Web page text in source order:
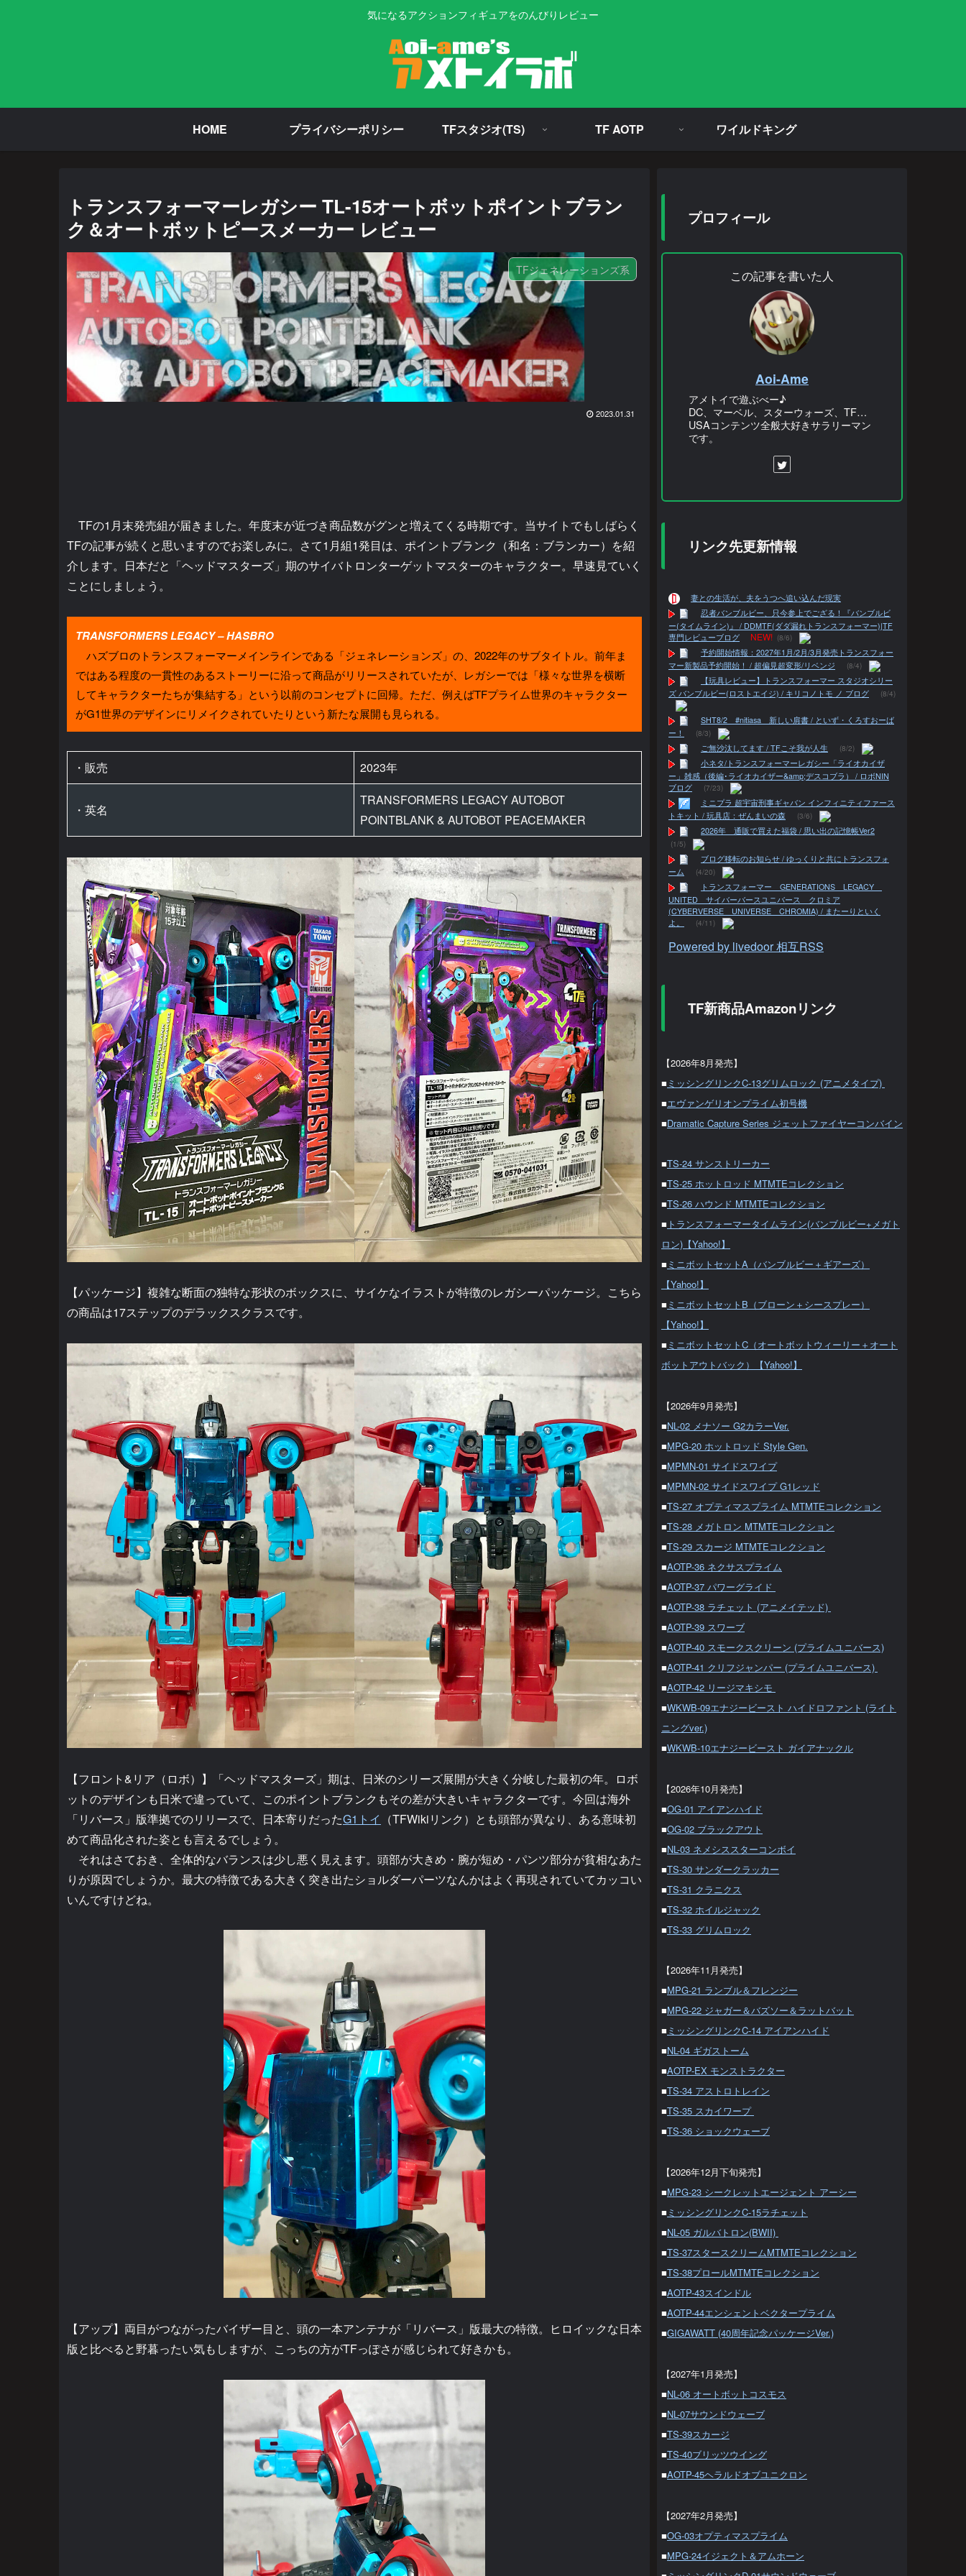
気になるアクションフィギュアをのんびりレビュー
HOME プライバシーポリシー TFスタジオ(TS) TF AOTP ワイルドキング
トランスフォーマーレガシー TL-15オートボットポイントブラン
ク＆オートボットピースメーカー レビュー
TFジェネレーションズ系
2023.01.31
TFの1月末発売組が届きました。年度末が近づき商品数がグンと増えてくる時期です。当サイトでもしばらく
TFの記事が続くと思いますのでお楽しみに。さて1月組1発目は、ポイントブランク（和名：ブランカー）を紹
介します。日本だと「ヘッドマスターズ」期のサイバトロンターゲットマスターのキャラクター。早速見ていく
ことにしましょう。
TRANSFORMERS LEGACY – HASBRO
ハズブロのトランスフォーマーメインラインである「ジェネレーションズ」の、2022年のサブタイトル。前年ま
ではある程度の一貫性のあるストーリーに沿って商品がリリースされていたが、レガシーでは「様々な世界を横断
してキャラクターたちが集結する」という以前のコンセプトに回帰。ただ、例えばTFプライム世界のキャラクター
がG1世界のデザインにリメイクされていたりという新たな展開も見られる。
・販売 2023年
・英名
TRANSFORMERS LEGACY AUTOBOT
POINTBLANK & AUTOBOT PEACEMAKER
【パッケージ】複雑な断面の独特な形状のボックスに、サイケなイラストが特徴のレガシーパッケージ。こちら
の商品は17ステップのデラックスクラスです。
【フロント&リア（ロボ）】「ヘッドマスターズ」期は、日米のシリーズ展開が大きく分岐した最初の年。ロボ
ットのデザインも日米で違っていて、このポイントブランクもその差が大きいキャラクターです。今回は海外
「リバース」版準拠でのリリースで、日本寄りだったG1トイ （TFWikiリンク）とも頭部が異なり、ある意味初
めて商品化された姿とも言えるでしょう。
それはさておき、全体的なバランスは少し悪く見えます。頭部が大きめ・腕が短め・パンツ部分が貧相なあた
りが原因でしょうか。最大の特徴である大きく突き出たショルダーパーツなんかはよく再現されていてカッコい
いんですけどね。
【アップ】両目がつながったバイザー目と、頭の一本アンテナが「リバース」版最大の特徴。ヒロイックな日本
版と比べると野暮ったい気もしますが、こっちの方がTFっぽさが感じられて好きかも。
プロフィール
この記事を書いた人
Aoi-Ame
アメトイで遊ぶべー♪
DC、マーベル、スターウォーズ、TF…
USAコンテンツ全般大好きサラリーマン
です。
リンク先更新情報
妻との生活が、夫をうつへ追い込んだ現実
忍者バンブルビー、只今参上でござる！『バンブルビ
ー(タイムライン)』 / DDMTF(ダダ漏れトランスフォーマー)|TF
専門レビューブログ
NEW! (8/6)
予約開始情報：2027年1月/2月/3月発売トランスフォー
マー新製品予約開始！ / 超偏見超変形/リベンジ
(8/4)
【玩具レビュー】トランスフォーマー スタジオシリー
ズ バンブルビー(ロストエイジ) / キリコノトモ ノ ブログ
(8/4)
SHT8/2 #nitiasa 新しい肩書 / といず・くろすおーば
ー！
(8/3)
ご無沙汰してます / TFこそ我が人生 (8/2)
小ネタ/トランスフォーマーレガシー「ライオカイザ
ー」雑感（後編･ライオカイザー&amp;デスコブラ） / ロボNIN
ブログ
(7/23)
ミニプラ 超宇宙刑事ギャバン インフィニティファース
トキット / 玩具店：ぜんまいの森
(3/6)
2026年 通販で買えた福袋 / 思い出の記憶帳Ver2
(1/5)
ブログ移転のお知らせ / ゆっくりと共にトランスフォ
ーム
(4/20)
トランスフォーマー GENERATIONS LEGACY
UNITED サイバーバースユニバース クロミア
(CYBERVERSE UNIVERSE CHROMIA) / またーりといく
よ。
(4/11)
Powered by livedoor 相互RSS
TF新商品Amazonリンク
【2026年8月発売】
■ ミッシングリンクC-13グリムロック (アニメタイプ)
■エヴァンゲリオンプライム初号機
■Dramatic Capture Series ジェットファイヤーコンバイン
■TS-24 サンストリーカー
■TS-25 ホットロッド MTMTEコレクション
■TS-26 ハウンド MTMTEコレクション
■ トランスフォーマータイムライン(バンブルビー+メガト
ロン)【Yahoo!】
■ ミニボットセットA（バンブルビー＋ギアーズ）
【Yahoo!】
■ ミニボットセットB（ブローン＋シースプレー）
【Yahoo!】
■ ミニボットセットC（オートボットウィーリー＋オート
ボットアウトバック）【Yahoo!】
【2026年9月発売】
■NL-02 メナソー G2カラーVer.
■MPG-20 ホットロッド Style Gen.
■MPMN-01 サイドスワイプ
■MPMN-02 サイドスワイプ G1レッド
■TS-27 オプティマスプライム MTMTEコレクション
■TS-28 メガトロン MTMTEコレクション
■TS-29 スカージ MTMTEコレクション
■AOTP-36 ネクサスプライム
■AOTP-37 パワーグライド
■AOTP-38 ラチェット (アニメイテッド)
■AOTP-39 スワーブ
■AOTP-40 スモークスクリーン (プライムユニバース)
■AOTP-41 クリフジャンパー (プライムユニバース)
■AOTP-42 リージマキシモ
■WKWB-09エナジービースト ハイドロファント (ライト
ニングver.)
■WKWB-10エナジービースト ガイアナックル
【2026年10月発売】
■OG-01 アイアンハイド
■OG-02 ブラックアウト
■NL-03 ネメシススターコンボイ
■TS-30 サンダークラッカー
■TS-31 クラニクス
■TS-32 ホイルジャック
■TS-33 グリムロック
【2026年11月発売】
■MPG-21 ランブル＆フレンジー
■MPG-22 ジャガー＆バズソー＆ラットバット
■ ミッシングリンクC-14 アイアンハイド
■NL-04 ギガストーム
■AOTP-EX モンストラクター
■TS-34 アストロトレイン
■TS-35 スカイワープ
■TS-36 ショックウェーブ
【2026年12月下旬発売】
■MPG-23 シークレットエージェント アーシー
■ ミッシングリンクC-15ラチェット
■NL-05 ガルバトロン(BWII)
■TS-37スタースクリームMTMTEコレクション
■TS-38プロールMTMTEコレクション
■AOTP-43スインドル
■AOTP-44エンシェントベクタープライム
■GIGAWATT (40周年記念パッケージVer.)
【2027年1月発売】
■NL-06 オートボットコスモス
■NL-07サウンドウェーブ
■TS-39スカージ
■TS-40ブリッツウイング
■AOTP-45ヘラルドオブユニクロン
【2027年2月発売】
■OG-03オプティマスプライム
■MPG-24イジェクト＆アムホーン